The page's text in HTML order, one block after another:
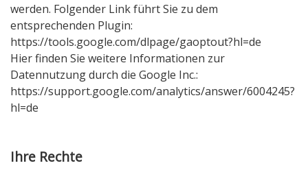
werden. Folgender Link führt Sie zu dem
entsprechenden Plugin:
https://tools.google.com/dlpage/gaoptout?hl=de
Hier finden Sie weitere Informationen zur
Datennutzung durch die Google Inc.:
https://support.google.com/analytics/answer/6004245?
hl=de
Ihre Rechte